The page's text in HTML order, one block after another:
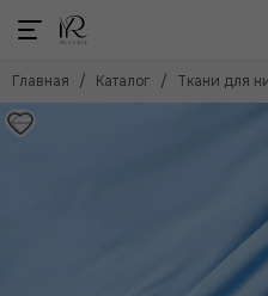
Ткани для нижнего
Смотреть все товары
Кружевное полотно
Сетка эластичная
Главная Каталог Ткани для